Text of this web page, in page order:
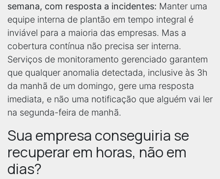
semana, com resposta a incidentes: Manter uma
equipe interna de plantão em tempo integral é
inviável para a maioria das empresas. Mas a
cobertura contínua não precisa ser interna.
Serviços de monitoramento gerenciado garantem
que qualquer anomalia detectada, inclusive às 3h
da manhã de um domingo, gere uma resposta
imediata, e não uma notificação que alguém vai ler
na segunda-feira de manhã.
Sua empresa conseguiria se
recuperar em horas, não em
dias?